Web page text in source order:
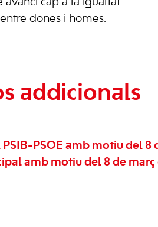
avanci cap a la igualtat
dones i homes.
addicionals
PSOE amb motiu del 8
amb motiu del 8 de març